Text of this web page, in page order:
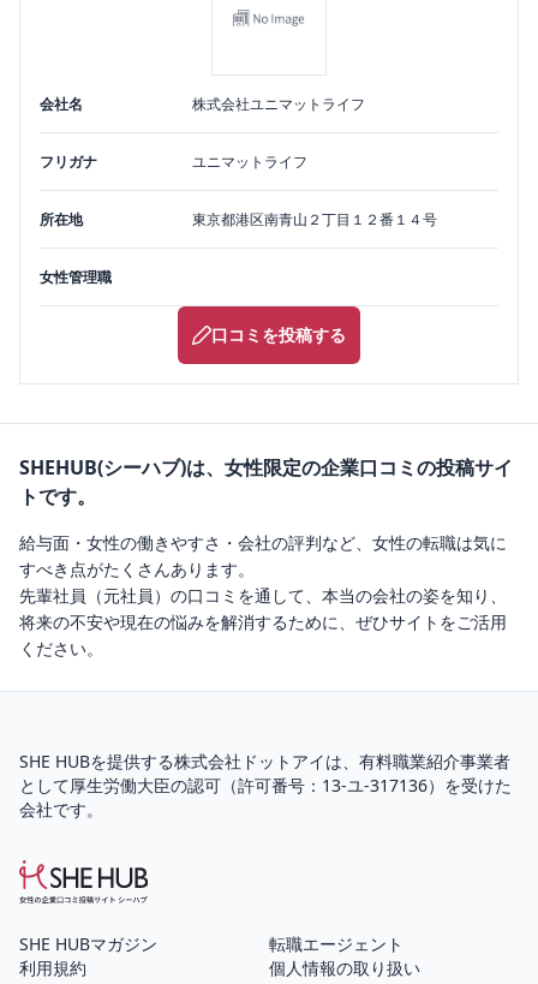
会社名 株式会社ユニマットライフ
フリガナ ユニマットライフ
所在地 東京都港区南青山２丁目１２番１４号
女性管理職
口コミを投稿する
SHEHUB(シーハブ)は、女性限定の企業口コミの投稿サイ
トです。
給与面・女性の働きやすさ・会社の評判など、女性の転職は気に
すべき点がたくさんあります。
先輩社員（元社員）の口コミを通して、本当の会社の姿を知り、
将来の不安や現在の悩みを解消するために、ぜひサイトをご活用
ください。
SHE HUBを提供する株式会社ドットアイは、 有料職業紹介事業者
として厚生労働大臣の認可（許可番号：13-ユ-317136）を受けた
会社です。
SHE HUBマガジン
転職エージェント
利用規約
個人情報の取り扱い